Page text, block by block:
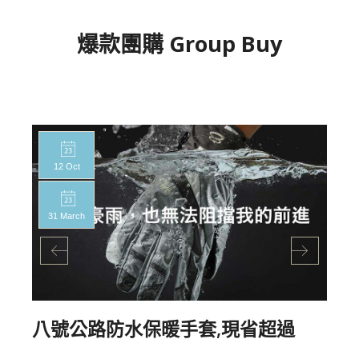
爆款團購 Group Buy
12 Oct
31 March
八號公路防水保暖手套,現省超過